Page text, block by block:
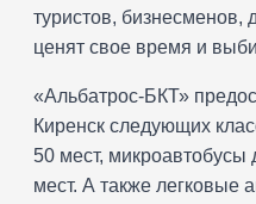
туристов, бизнесменов,
ценят свое время и
«Альбатрос-БКТ»
Киренск следующих
50 мест,
мест. А также легковые